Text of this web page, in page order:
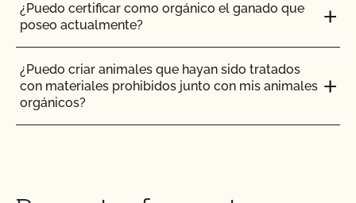
comerciabilidad.
¿Puedo certificar como orgánico el ganado que
poseo actualmente?
¿Puedo criar animales que hayan sido tratados
con materiales prohibidos junto con mis animales
orgánicos?